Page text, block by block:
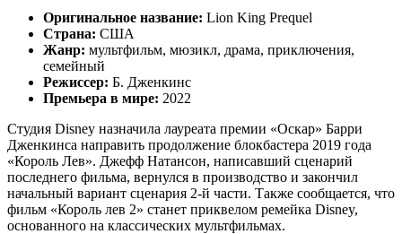
Оригинальное название: Lion King Prequel
Страна: США
Жанр: мультфильм, мюзикл, драма, приключения,
семейный
Режиссер: Б. Дженкинс
Премьера в мире: 2022
Студия Disney назначила лауреата премии «Оскар» Барри
Дженкинса направить продолжение блокбастера 2019 года
«Король Лев». Джефф Натансон, написавший сценарий
последнего фильма, вернулся в производство и закончил
начальный вариант сценария 2-й части. Также сообщается, что
фильм «Король лев 2» станет приквелом ремейка Disney,
основанного на классических мультфильмах.